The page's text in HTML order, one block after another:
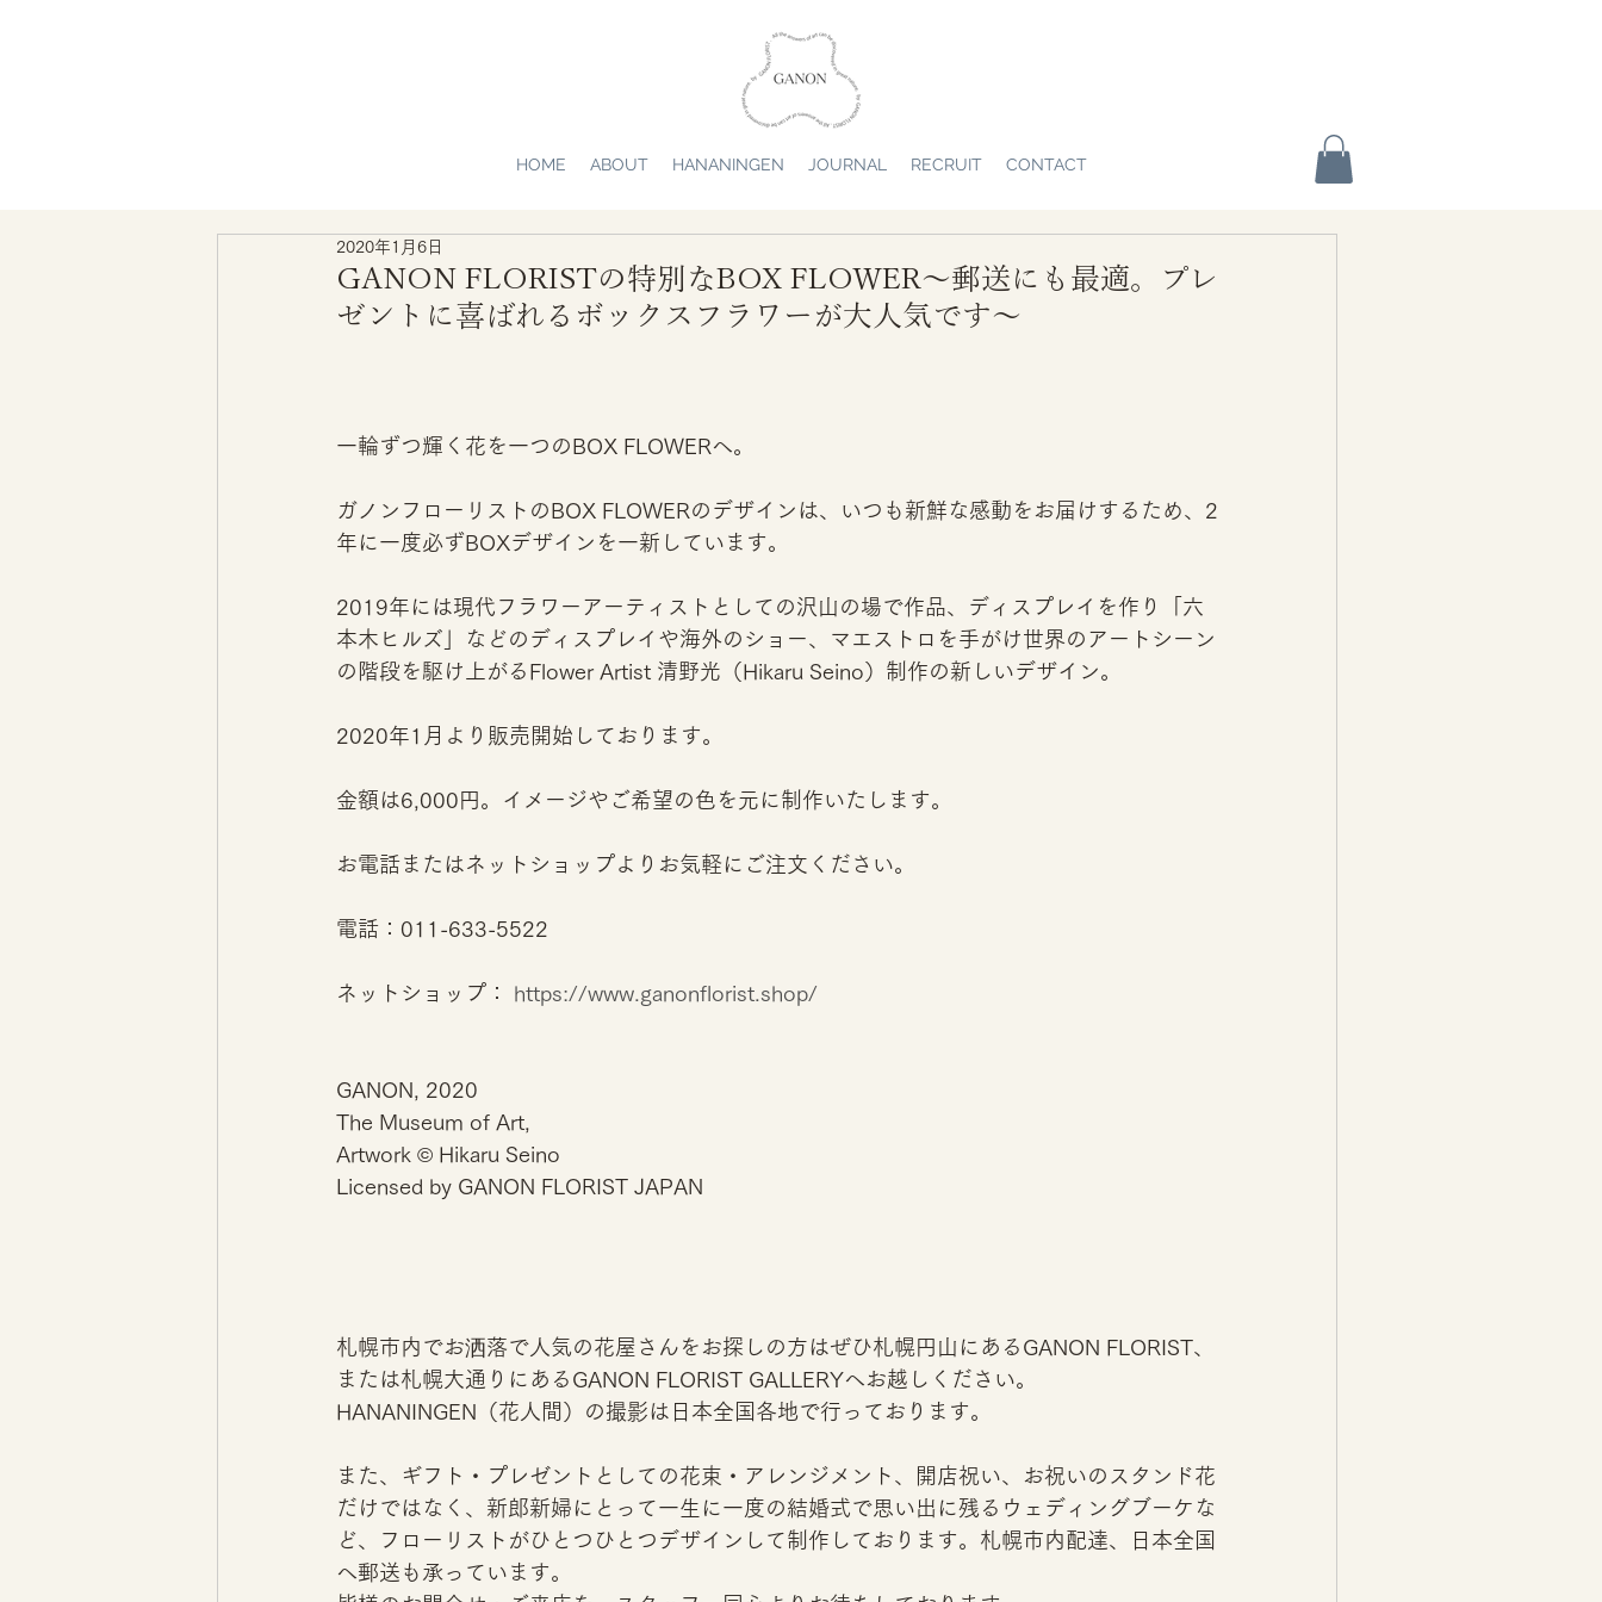
HOME ABOUT HANANINGEN JOURNAL RECRUIT CONTACT
GANON FLORISTの特別なBOX FLOWER～郵送にも最適。プレ
ゼントに喜ばれるボックスフラワーが大人気です～
2020年1月6日
一輪ずつ輝く花を一つのBOX FLOWERへ。
ガノンフローリストのBOX FLOWERのデザインは、いつも新鮮な感動をお届けするため、2
年に一度必ずBOXデザインを一新しています。
2019年には現代フラワーアーティストとしての沢山の場で作品、ディスプレイを作り「六
本木ヒルズ」などのディスプレイや海外のショー、マエストロを手がけ世界のアートシーン
の階段を駆け上がるFlower Artist 清野光（Hikaru Seino）制作の新しいデザイン。
2020年1月より販売開始しております。
金額は6,000円。イメージやご希望の色を元に制作いたします。
お電話またはネットショップよりお気軽にご注文ください。
電話：011-633-5522
ネットショップ： https://www.ganonflorist.shop/
GANON, 2020
The Museum of Art,
Artwork © Hikaru Seino
Licensed by GANON FLORIST JAPAN
札幌市内でお洒落で人気の花屋さんをお探しの方はぜひ札幌円山にあるGANON FLORIST、
または札幌大通りにあるGANON FLORIST GALLERYへお越しください。
HANANINGEN（花人間）の撮影は日本全国各地で行っております。
また、ギフト・プレゼントとしての花束・アレンジメント、開店祝い、お祝いのスタンド花
だけではなく、新郎新婦にとって一生に一度の結婚式で思い出に残るウェディングブーケな
ど、フローリストがひとつひとつデザインして制作しております。札幌市内配達、日本全国
へ郵送も承っています。